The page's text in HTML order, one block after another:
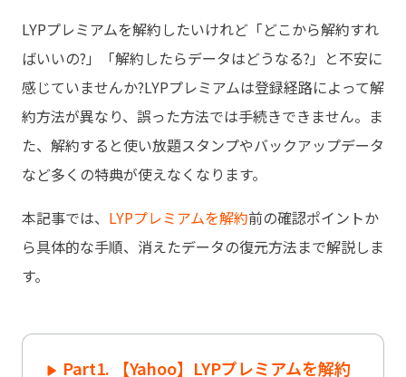
LYPプレミアムを解約したいけれど「どこから解約すれ
ばいいの?」「解約したらデータはどうなる?」と不安に
感じていませんか?LYPプレミアムは登録経路によって解
約方法が異なり、誤った方法では手続きできません。ま
た、解約すると使い放題スタンプやバックアップデータ
など多くの特典が使えなくなります。
本記事では、 LYPプレミアムを解約前の確認ポイントか
ら具体的な手順、消えたデータの復元方法まで解説しま
す。
Part1. 【Yahoo】LYPプレミアムを解約